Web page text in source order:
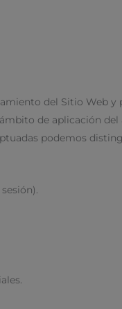
del Sitio Web
de aplicación
podemos